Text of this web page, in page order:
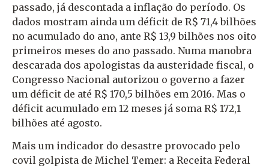
passado, já descontada a inflação do período. Os
dados mostram ainda um déficit de R$ 71,4 bilhões
no acumulado do ano, ante R$ 13,9 bilhões nos oito
primeiros meses do ano passado. Numa manobra
descarada dos apologistas da austeridade fiscal, o
Congresso Nacional autorizou o governo a fazer
um déficit de até R$ 170,5 bilhões em 2016. Mas o
déficit acumulado em 12 meses já soma R$ 172,1
bilhões até agosto.
Mais um indicador do desastre provocado pelo
covil golpista de Michel Temer: a Receita Federal